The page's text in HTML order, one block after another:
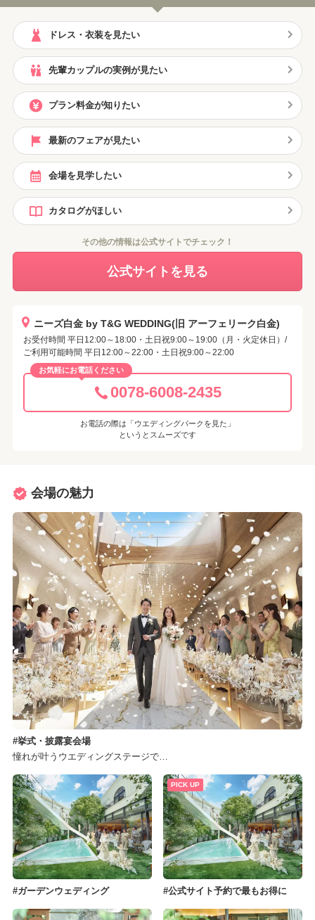
駅からだと徒歩15分くらいです。白金台駅はタクシーが捕まえづらい
ので、目黒駅からタクシーでくるゲストが多かったです。式場の周り
はオシャレなお店が多い街並みで、意外と自然も感じられる落ち着い
た雰囲気です。ドン・キホーテが近いので、何か忘れても何とかなり
ます。スタッフの方全員とあった訳ではありませんが、対応してくれ
たスタッフの皆さんはとても感じ良く対応して頂きました。担当にな
るウェディングプランナーさんはその時の巡り合わせだと思います
えるウェディングプランナーさんに出会えました。会場が良すぎまし
た。スタッフの皆さんも素晴らしくて、下げるところが無いです。貸
切なのもポイント高くて、本当にここで良かったと思ってます。午前
中は受付が9:30~挙式が10:00~で披露宴が11:00~なので自分達も早いで
すが、ゲストの皆さんも早いです。前日はしっかり寝ましょう！終わ
りの時間もだいたい14時にはゲストが帰って、15時には完全退館で
す。二次会や三次会まで見据えて、その後のスケジュールを立てまし
ょう
ており感動しました。待ち時間もたくさん話しかけてくださっておし
ゃべりな私たちには本当に嬉しかったです。早く前撮りをして、ペー
パーアイテムをできる限り進めることをおすすめします。準備に追わ
れてなかなかダイエットに打ち込めないので、早めに済ませるのが良
いと思います。席の配置と写真を撮るのが上手い友達や卒花の友達を
入場扉の近くに配置すると、いい写真や動画を撮ってくれるのでおす
すめです。
ドレス・衣装を見たい
先輩カップルの実例が見たい
プラン料金が知りたい
最新のフェアが見たい
会場を見学したい
カタログがほしい
その他の情報は公式サイトでチェック！
公式サイトを見る
ニーズ白金 by T&G WEDDING(旧 アーフェリーク白金)
お受付時間 平日12:00～18:00・土日祝9:00～19:00（月・火定休日）/
ご利用可能時間 平日12:00～22:00・土日祝9:00～22:00
お気軽にお電話ください
0078-6008-2435
お電話の際は「ウエディングパークを見た」
というとスムーズです
会場の魅力
挙式・披露宴会場
憧れが叶うウエディングステージで…
ガーデンウェディング 公式サイト予約で最もお得に
PICK UP